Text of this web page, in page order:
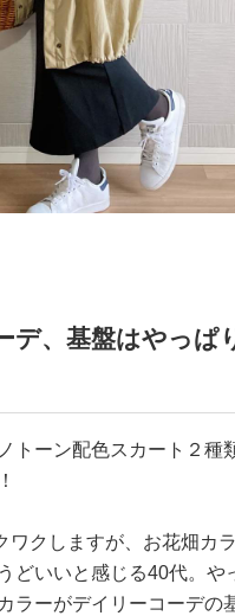
デ、基盤はやっぱ
トーン配色スカート２種
ワクしますが、お花畑カ
どいいと感じる40代。や
ラーがデイリーコーデの